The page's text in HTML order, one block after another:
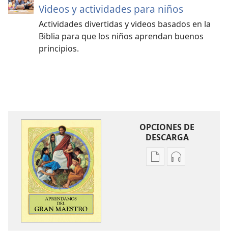
Videos y actividades para niños
Actividades divertidas y videos basados en la
Biblia para que los niños aprendan buenos
principios.
OPCIONES DE
DESCARGA
OpcionesOpciones